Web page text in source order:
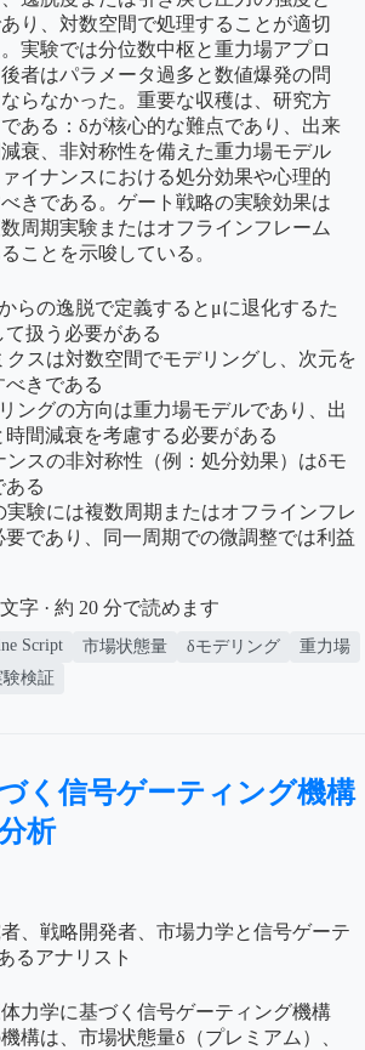
り、対数空間で処理することが適切
実験では分位数中枢と重力場アプロ
者はパラメータ過多と数値爆発の問
らなかった。重要な収穫は、研究方
ある：δが核心的な難点であり、出来
衰、非対称性を備えた重力場モデル
イナンスにおける処分効果や心理的
きである。ゲート戦略の実験効果は
周期実験またはオフラインフレーム
ことを示唆している。
らの逸脱で定義するとμに退化するた
扱う必要がある
クスは対数空間でモデリングし、次元を
きである
ングの方向は重力場モデルであり、出
間減衰を考慮する必要がある
ンスの非対称性（例：処分効果）はδモ
ある
実験には複数周期またはオフラインフレ
要であり、同一周期での微調整では利益
文字 · 約 20 分で読めます
Script 市場状態量 δモデリング
重力場
験検証
く信号ゲーティング機構
析
、戦略開発者、市場力学と信号ゲーテ
るアナリスト
力学に基づく信号ゲーティング機構
構は、市場状態量δ（プレミアム）、